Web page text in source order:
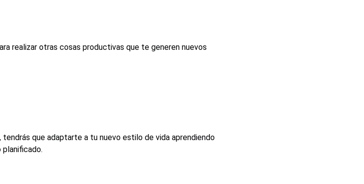
realizar otras cosas productivas que te generen nuevos
que adaptarte a tu nuevo estilo de vida aprendiendo
planificado.